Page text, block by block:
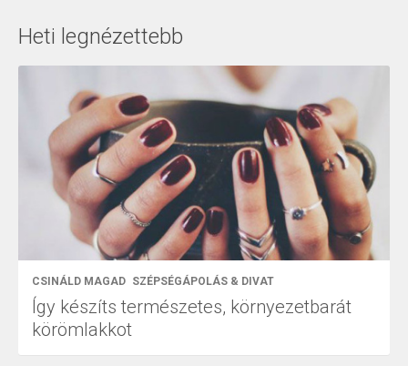
Heti legnézettebb
CSINÁLD MAGAD SZÉPSÉGÁPOLÁS & DIVAT
Így készíts természetes, környezetbarát
körömlakkot